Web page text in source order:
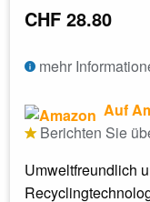
CHF 28.80
mehr
Auf
Berichten Sie
Umweltfreundlich